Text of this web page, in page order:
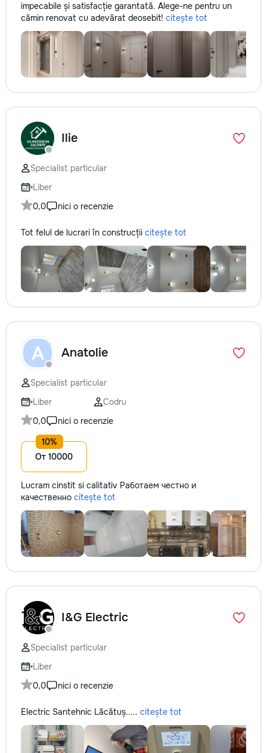
impecabile și satisfacție garantată. Alege-ne pentru un
cămin renovat cu adevărat deosebit! citește tot
Ilie
Specialist particular
Liber
0,0
nici o recenzie
Tot felul de lucrari în construcții citește tot
A Anatolie
Specialist particular
Liber
Codru
0,0
nici o recenzie
От 10000
Lucram cinstit si calitativ Работаем честно и
качественно citește tot
I&G Electric
Specialist particular
Liber
0,0
nici o recenzie
Electric Santehnic Lăcătuș..... citește tot